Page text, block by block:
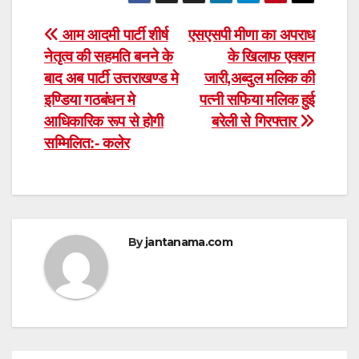
Post
navigation
एसएसपी मीणा का अपराध
के खिलाफ एक्शन
जारी,अब्दुल मलिक की
पत्नी सफिया मलिक हुई
बरेली से गिरफ्तार
आम आदमी पार्टी शीर्ष
नेतृत्व की सहमति बनने के
बाद अब पार्टी उत्तराखण्ड मे
इण्डिया गठबंधन मे
आधिकारिक रूप से होगी
सम्मिलित:- कलेर
Byjantanama.com